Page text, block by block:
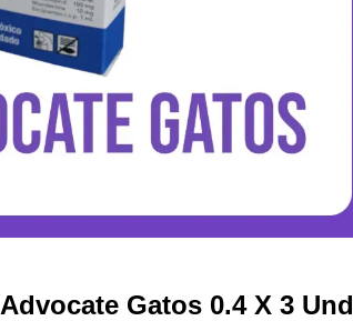
Advocate Gatos 0.4 X 3 Und